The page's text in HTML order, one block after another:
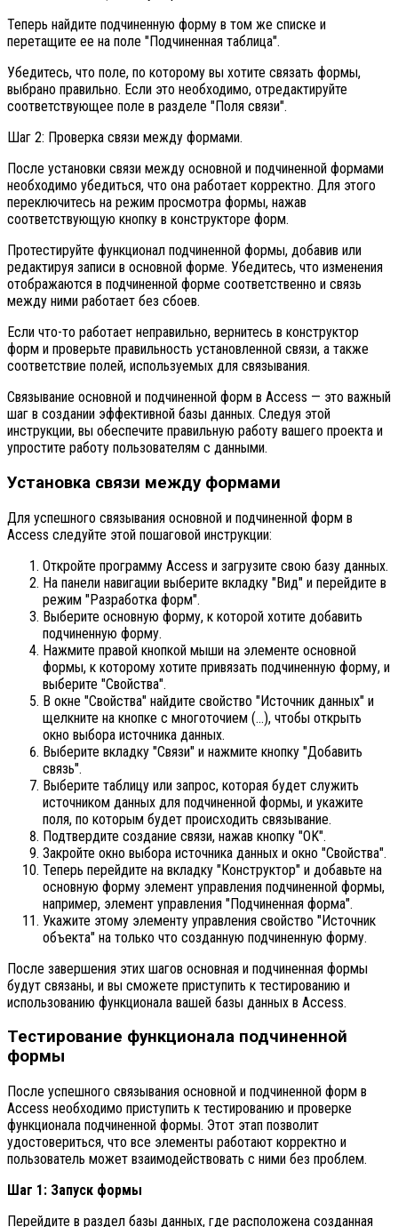
Теперь найдите подчиненную форму в том же списке и
перетащите ее на поле "Подчиненная таблица".
Убедитесь, что поле, по которому вы хотите связать формы,
выбрано правильно. Если это необходимо, отредактируйте
соответствующее поле в разделе "Поля связи".
Шаг 2: Проверка связи между формами.
После установки связи между основной и подчиненной формами
необходимо убедиться, что она работает корректно. Для этого
переключитесь на режим просмотра формы, нажав
соответствующую кнопку в конструкторе форм.
Протестируйте функционал подчиненной формы, добавив или
редактируя записи в основной форме. Убедитесь, что изменения
отображаются в подчиненной форме соответственно и связь
между ними работает без сбоев.
Если что-то работает неправильно, вернитесь в конструктор
форм и проверьте правильность установленной связи, а также
соответствие полей, используемых для связывания.
Связывание основной и подчиненной форм в Access — это важный
шаг в создании эффективной базы данных. Следуя этой
инструкции, вы обеспечите правильную работу вашего проекта и
упростите работу пользователям с данными.
Установка связи между формами
Для успешного связывания основной и подчиненной форм в
Access следуйте этой пошаговой инструкции:
Откройте программу Access и загрузите свою базу данных.
На панели навигации выберите вкладку "Вид" и перейдите в
режим "Разработка форм".
Выберите основную форму, к которой хотите добавить
подчиненную форму.
Нажмите правой кнопкой мыши на элементе основной
формы, к которому хотите привязать подчиненную форму, и
выберите "Свойства".
В окне "Свойства" найдите свойство "Источник данных" и
щелкните на кнопке с многоточием (…), чтобы открыть
окно выбора источника данных.
Выберите вкладку "Связи" и нажмите кнопку "Добавить
связь".
Выберите таблицу или запрос, которая будет служить
источником данных для подчиненной формы, и укажите
поля, по которым будет происходить связывание.
Подтвердите создание связи, нажав кнопку "OK".
Закройте окно выбора источника данных и окно "Свойства".
Теперь перейдите на вкладку "Конструктор" и добавьте на
основную форму элемент управления подчиненной формы,
например, элемент управления "Подчиненная форма".
Укажите этому элементу управления свойство "Источник
объекта" на только что созданную подчиненную форму.
После завершения этих шагов основная и подчиненная формы
будут связаны, и вы сможете приступить к тестированию и
использованию функционала вашей базы данных в Access.
Тестирование функционала подчиненной
формы
После успешного связывания основной и подчиненной форм в
Access необходимо приступить к тестированию и проверке
функционала подчиненной формы. Этот этап позволит
удостовериться, что все элементы работают корректно и
пользователь может взаимодействовать с ними без проблем.
Шаг 1: Запуск формы
Перейдите в раздел базы данных, где расположена созданная